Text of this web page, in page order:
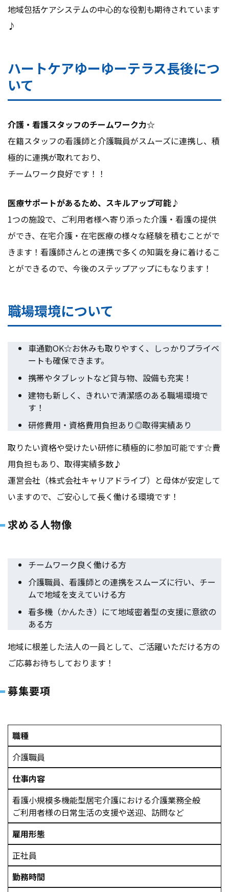
地域包括ケアシステムの中心的な役割も期待されています
♪
ハートケアゆーゆーテラス長後につ
いて
介護・看護スタッフのチームワーク力☆
在籍スタッフの看護師と介護職員がスムーズに連携し、積
極的に連携が取れており、
チームワーク良好です！！
医療サポートがあるため、スキルアップ可能♪
1つの施設で、ご利用者様へ寄り添った介護・看護の提供
ができ、在宅介護・在宅医療の様々な経験を積むことがで
きます！看護師さんとの連携で多くの知識を身に着けるこ
とができるので、今後のステップアップにもなります！
職場環境について
車通勤OK☆お休みも取りやすく、しっかりプライベ
ートも確保できます。
携帯やタブレットなど貸与物、設備も充実！
建物も新しく、きれいで清潔感のある職場環境で
す！
研修費用・資格費用負担あり◎取得実績あり
取りたい資格や受けたい研修に積極的に参加可能です☆費
用負担もあり、取得実績多数♪
運営会社（株式会社キャリアドライブ）と母体が安定して
いますので、ご安心して長く働ける環境です！
求める人物像
チームワーク良く働ける方
介護職員、看護師との連携をスムーズに行い、チー
ムで地域を支えていける方
看多機（かんたき）にて地域密着型の支援に意欲の
ある方
地域に根差した法人の一員として、ご活躍いただける方の
ご応募お待ちしております！
募集要項
職種
介護職員
仕事内容
看護小規模多機能型居宅介護における介護業務全般
ご利用者様の日常生活の支援や送迎、訪問など
雇用形態
正社員
勤務時間